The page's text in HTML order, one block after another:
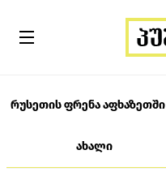
რუსეთის ფრენა აფხაზეთში
ახალი